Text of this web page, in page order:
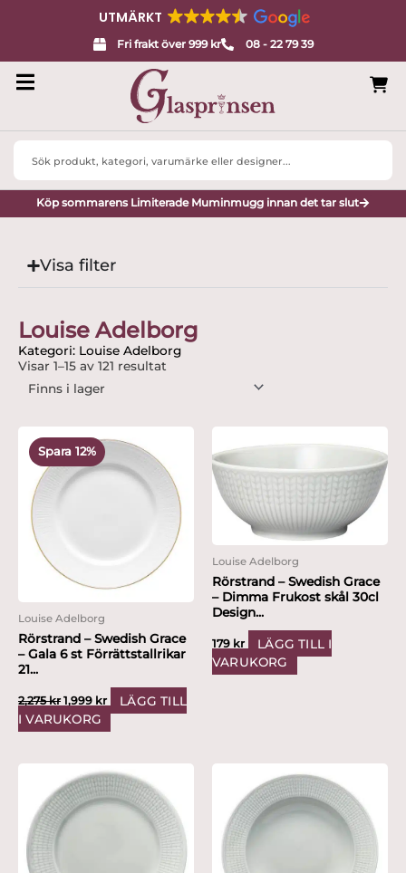
UTMÄRKT
Fri frakt över 999 kr 08 - 22 79 39
Search
Köp sommarens Limiterade Muminmugg innan det tar slut
Visa filter
Louise Adelborg
Kategori: Louise Adelborg
Visar 1–15 av 121 resultat
Spara 12%
Louise Adelborg
Rörstrand – Swedish Grace
– Gala 6 st Förrättstallrikar
21...
2,275kr
ursprungliga
var:
2,275 kr.
1,999 kr
nuvarande
priset
är:
1,999 kr.
LÄGG TILL
I VARUKORG
Louise Adelborg
Rörstrand – Swedish Grace
– Dimma Frukost skål 30cl
Design...
179 kr
LÄGG TILL I
VARUKORG